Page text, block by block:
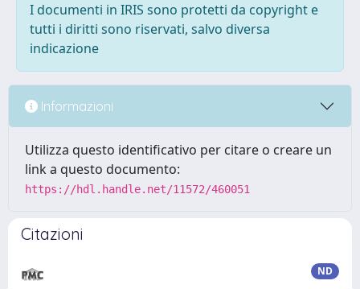
I documenti in IRIS sono protetti da copyright e
tutti i diritti sono riservati, salvo diversa
indicazione
Informazioni
Utilizza questo identificativo per citare o creare un
link a questo documento:
https://hdl.handle.net/11572/460051
Citazioni
ND